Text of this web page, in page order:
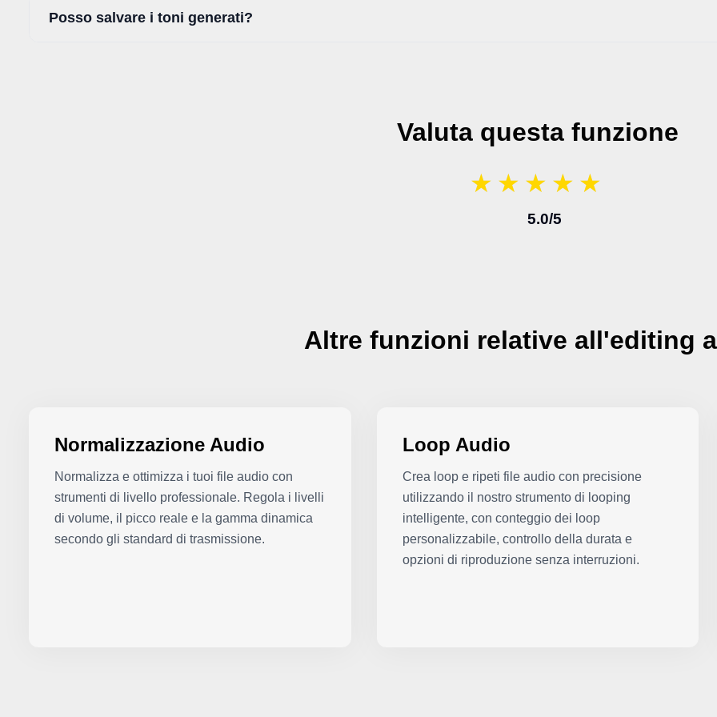
Posso salvare i toni generati?
Valuta questa funzione
★ ★ ★ ★ ★
★ ★ ★ ★ ★
5.0/5
Altre funzioni relative all'editing
Normalizzazione Audio
Normalizza e ottimizza i tuoi file audio con
strumenti di livello professionale. Regola i livelli
di volume, il picco reale e la gamma dinamica
secondo gli standard di trasmissione.
Loop Audio
Crea loop e ripeti file audio con precisione
utilizzando il nostro strumento di looping
intelligente, con conteggio dei loop
personalizzabile, controllo della durata e
opzioni di riproduzione senza interruzioni.